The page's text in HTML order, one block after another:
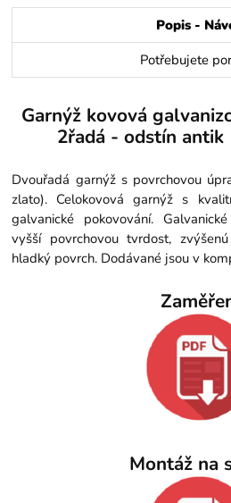
Popis -
Potřebujete
Garnýž kovová
2řadá - odstín antik
Dvouřadá garnýž s povrchovou
zlato). Celokovová garnýž s
galvanické pokovování.
vyšší povrchovou tvrdost,
hladký povrch. Dodávané jsou v
Montáž na